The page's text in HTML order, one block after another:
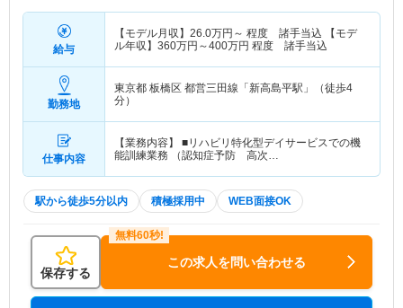
給与
【モデル月収】 26.0万円～ 程度 諸手当込 【モデ
ル年収】 360万円～400万円 程度 諸手当込
勤務地
東京都 板橋区 都営三田線「新高島平駅」（徒歩4
分）
仕事内容
【業務内容】 ■リハビリ特化型デイサービスでの機
能訓練業務 （認知症予防 高次…
駅から徒歩5分以内 積極採用中 WEB面接OK
保存する
この求人を問い合わせる